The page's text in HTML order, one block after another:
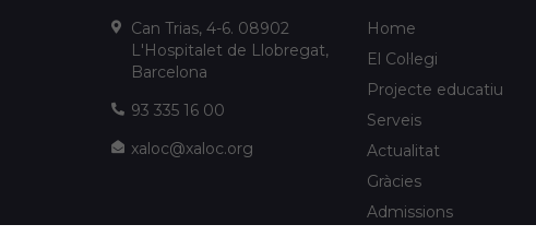
Can Trias, 4-6. 08902
L'Hospitalet de Llobregat,
Barcelona
93 335 16 00
xaloc@xaloc.org
Home
El Col·legi
Projecte educatiu
Serveis
Actualitat
Gràcies
Admissions